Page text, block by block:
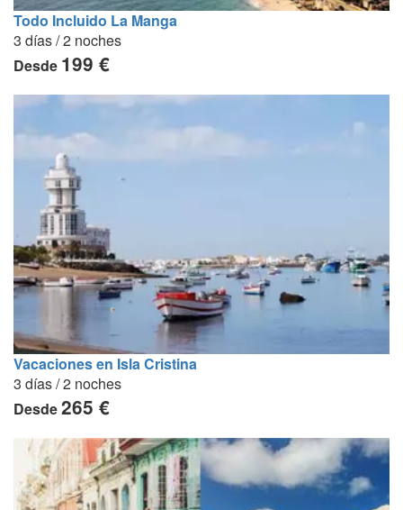
Todo Incluido La Manga
3 días / 2 noches
Desde 199 €
Vacaciones en Isla Cristina
3 días / 2 noches
Desde265 €